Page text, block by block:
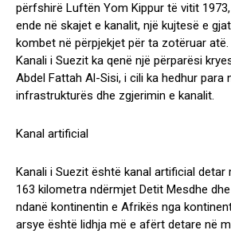
përfshirë Luftën Yom Kippur të vitit
ende në skajet e kanalit, një kujtesë e
kombet në përpjekjet për ta zotëruar atë.
Kanali i Suezit ka qenë një përparësi
Abdel Fattah Al-Sisi, i cili ka hedhur para
infrastrukturës dhe zgjerimin e kanalit.
Kanal artificial
Kanali i Suezit është kanal artificial detar
163 kilometra ndërmjet Detit Mesdhe
ndanë kontinentin e Afrikës nga
arsye është lidhja më e afërt detare në